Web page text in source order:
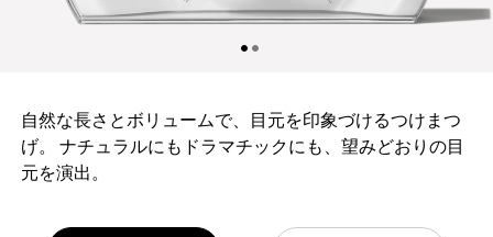
自然な長さとボリュームで、目元を印象づけるつけまつ
げ。 ナチュラルにもドラマチックにも、望みどおりの目
元を演出。